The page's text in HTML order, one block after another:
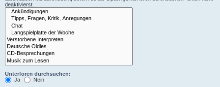
deaktivierst.
Unterforen durchsuchen:
Ja
Nein